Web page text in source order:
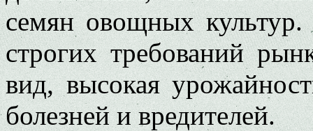
семян овощных культур.
строгих требований
вид, высокая
болезней и вредителей.